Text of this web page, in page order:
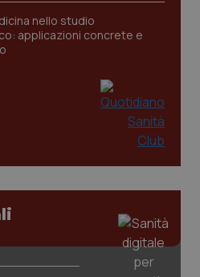
nello studio
applicazioni concrete e
CookieScript
5